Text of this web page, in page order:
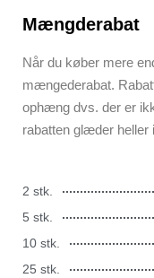
Mængderabat
Når du køber mere
mængederabat.
ophæng dvs. der er
rabatten glæder heller
2 stk.
5 stk.
10 stk.
25 stk.